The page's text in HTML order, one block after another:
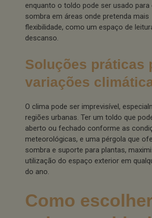
enquanto o toldo pode ser usado para
sombra em áreas onde pretenda mais
flexibilidade, como um espaço de
descanso.
Soluções práticas
variações
O clima pode ser imprevisível,
regiões urbanas. Ter um toldo que
aberto ou fechado conforme as
meteorológicas, e uma pérgola que
sombra e suporte para plantas,
utilização do espaço exterior em
do ano.
Como